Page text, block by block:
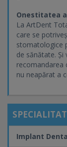
Onestitatea
La ArtDent
care se
stomatologice
de sănătate.
recomandarea
nu neapărat a
Implant